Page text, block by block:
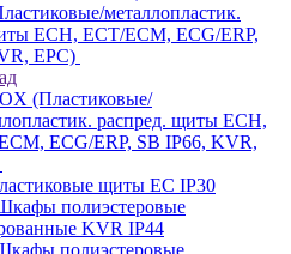
металлопластик.
ECH, ECT/ECM, ECG/ERP,
EPC)
(Пластиковые/
распред. щиты ECH,
ECG/ERP, SB IP66, KVR,
щиты EC IP30
полиэстеровые
KVR IP44
полиэстеровые